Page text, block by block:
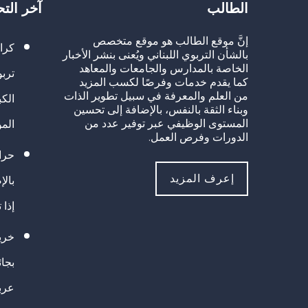
الطالب
إنَّ موقع الطالب هو موقع متخصص
بالشأن التربوي اللبناني ويُعنى بنشر الأخبار
الخاصة بالمدارس والجامعات والمعاهد
كما يقدم خدمات وفرصًا لكسب المزيد
من العلم والمعرفة في سبيل تطوير الذات
وبناء الثقة بالنفس، بالإضافة إلى تحسين
المستوى الوظيفي عبر توفير عدد من
الدورات وفرص العمل.
إعرف المزيد
آخر